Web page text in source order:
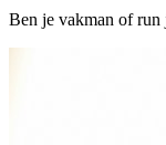
Ben je vakman of run